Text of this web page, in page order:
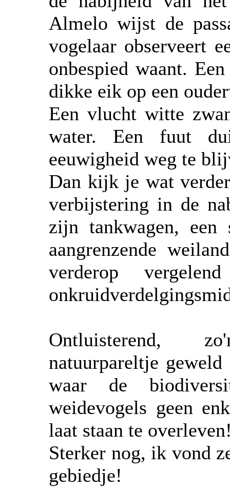
Almelo wijst de
vogelaar observeert
onbespied waant.
dikke eik op een
Een vlucht witte
water. Een fuut
eeuwigheid weg te
Dan kijk je wat
verbijstering in de
zijn tankwagen,
aangrenzende
verderop
Ontluisterend,
natuurpareltje
waar de
weidevogels geen
laat staan te
Sterker nog, ik vond
gebiedje!